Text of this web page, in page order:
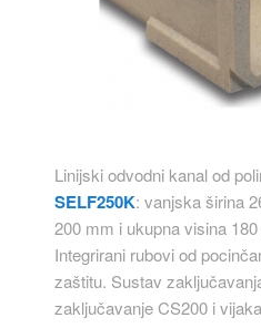
Linijski odvodni kanal od
SELF250K: vanjska širina
200 mm i ukupna visina
Integrirani rubovi od
zaštitu. Sustav
zaključavanje CS200 i vijaka